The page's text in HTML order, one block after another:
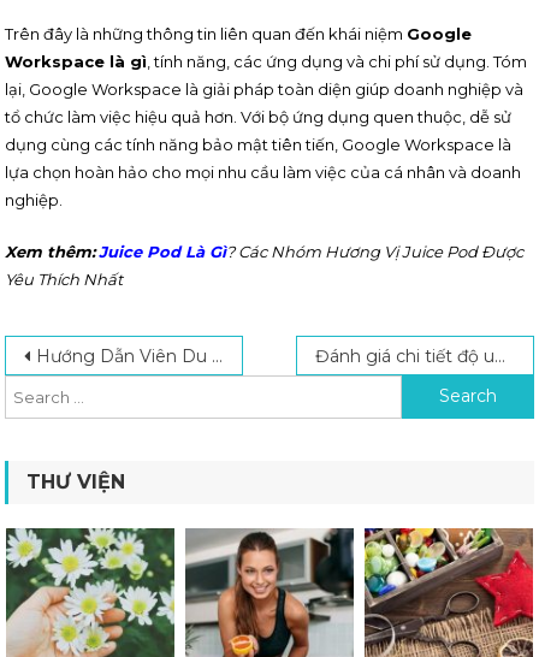
Trên đây là những thông tin liên quan đến khái niệm Google
Workspace là gì , tính năng, các ứng dụng và chi phí sử dụng. Tóm
lại, Google Workspace là giải pháp toàn diện giúp doanh nghiệp và
tổ chức làm việc hiệu quả hơn. Với bộ ứng dụng quen thuộc, dễ sử
dụng cùng các tính năng bảo mật tiên tiến, Google Workspace là
lựa chọn hoàn hảo cho mọi nhu cầu làm việc của cá nhân và doanh
nghiệp.
Xem thêm:Juice Pod Là Gì? Các Nhóm Hương Vị Juice Pod Được
Yêu Thích Nhất
Post navigation
Hướng Dẫn Viên Du Lịch Học Trường Nào? Học Khối Nào? Đánh giá chi tiết độ uy tín và chất lượng của AOBONGDA.VN
Search for:
THƯ VIỆN